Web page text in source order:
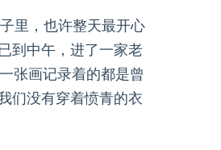
里，也许整天最开心
到中午，进了一家老
张画记录着的都是曾
们没有穿着愤青的衣